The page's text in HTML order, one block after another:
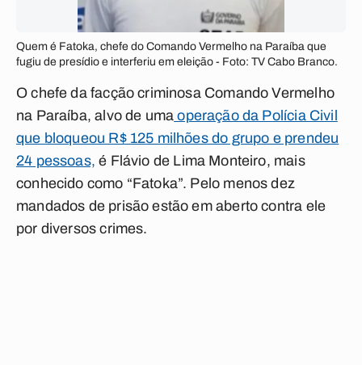
Quem é Fatoka, chefe do Comando Vermelho na Paraíba que
fugiu de presídio e interferiu em eleição - Foto: TV Cabo Branco.
O chefe da facção criminosa Comando Vermelho
na Paraíba, alvo de uma operação da Polícia Civil
que bloqueou R$ 125 milhões do grupo e prendeu
24 pessoas, é Flávio de Lima Monteiro, mais
conhecido como “Fatoka”. Pelo menos dez
mandados de prisão estão em aberto contra ele
por diversos crimes.